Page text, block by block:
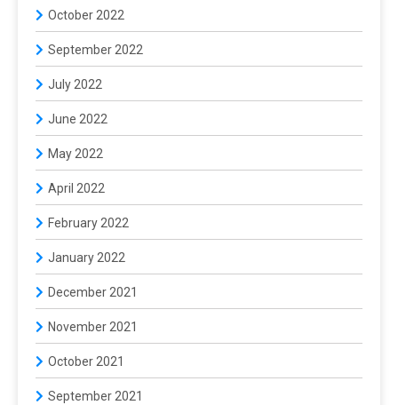
October 2022
September 2022
July 2022
June 2022
May 2022
April 2022
February 2022
January 2022
December 2021
November 2021
October 2021
September 2021